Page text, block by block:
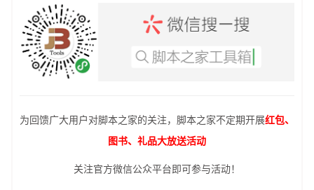
为回馈广大用户对脚本之家的关注，脚本之家不定期开展红包、
图书、礼品大放送活动
关注官方微信公众平台即可参与活动！